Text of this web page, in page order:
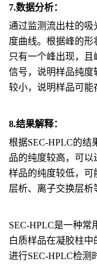
7.数据分析：
通过监测流出柱的吸
度曲线。根据峰的
只有一个峰出现，
信号，说明样品纯度
较小，说明样品可能
8.结果解释：
根据SEC-HPLC的结
品的纯度较高，可
样品的纯度较低，可
层析、离子交换层析
SEC-HPLC是一种
白质样品在凝胶柱
进行SEC-HPLC检测